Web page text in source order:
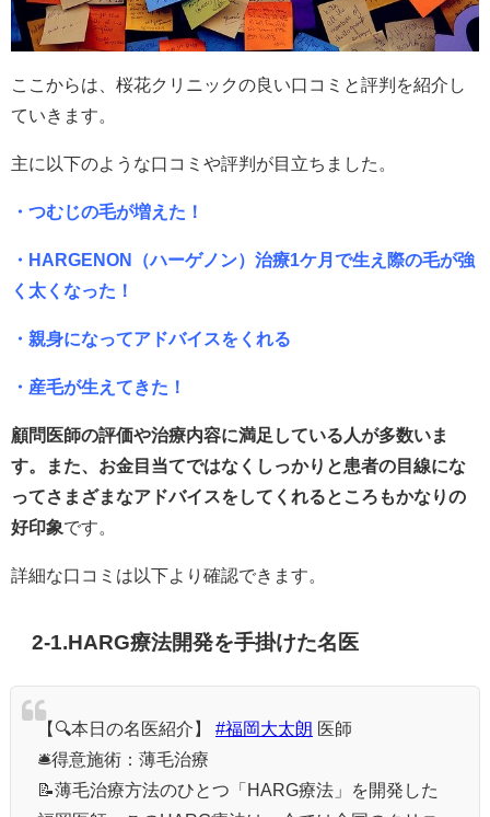
ここからは、桜花クリニックの良い口コミと評判を紹介し
ていきます。
主に以下のような口コミや評判が目立ちました。
・つむじの毛が増えた！
・HARGENON（ハーゲノン）治療1ケ月で生え際の毛が強
く太くなった！
・親身になってアドバイスをくれる
・産毛が生えてきた！
顧問医師の評価や治療内容に満足している人が多数いま
す。また、お金目当てではなくしっかりと患者の目線にな
ってさまざまなアドバイスをしてくれるところもかなりの
好印象です。
詳細な口コミは以下より確認できます。
2-1.HARG療法開発を手掛けた名医
【🔍本日の名医紹介】 #福岡大太朗 医師
🛎️得意施術：薄毛治療
📝薄毛治療方法のひとつ「HARG療法」を開発した